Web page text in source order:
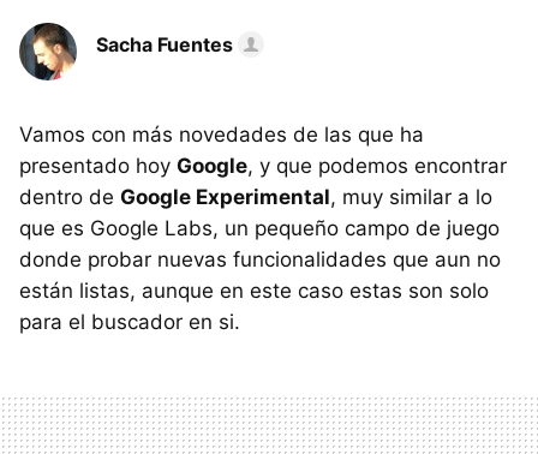
Sacha Fuentes
Vamos con más novedades de las que ha
presentado hoy Google, y que podemos encontrar
dentro de Google Experimental, muy similar a lo
que es Google Labs, un pequeño campo de juego
donde probar nuevas funcionalidades que aun no
están listas, aunque en este caso estas son solo
para el buscador en si.